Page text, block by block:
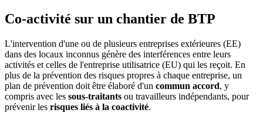
Co-activité sur un chantier de BTP
L'intervention d'une ou de plusieurs entreprises extérieures (EE)
dans des locaux inconnus génère des interférences entre leurs
activités et celles de l'entreprise utilisatrice (EU) qui les reçoit. En
plus de la prévention des risques propres à chaque entreprise, un
plan de prévention doit être élaboré d'un commun accord, y
compris avec les sous-traitants ou travailleurs indépendants, pour
prévenir les risques liés à la coactivité.